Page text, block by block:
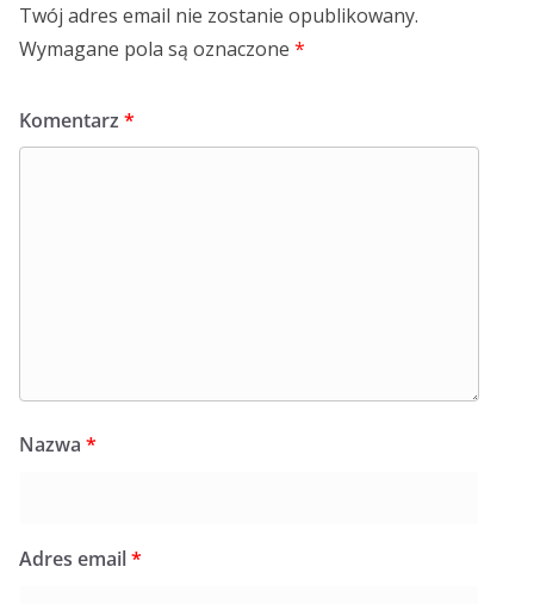
Twój adres email nie zostanie opublikowany.
Wymagane pola są oznaczone *
Komentarz *
Nazwa *
Adres email*